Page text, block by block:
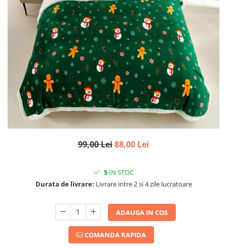
99,00 Lei88,00 Lei
5 IN STOC
Durata de livrare: Livrare intre 2 si 4 zile lucratoare
ADAUGA IN COS
COMANDA RAPIDA